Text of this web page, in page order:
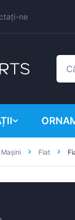
ne
BMW
Mașini Fiat